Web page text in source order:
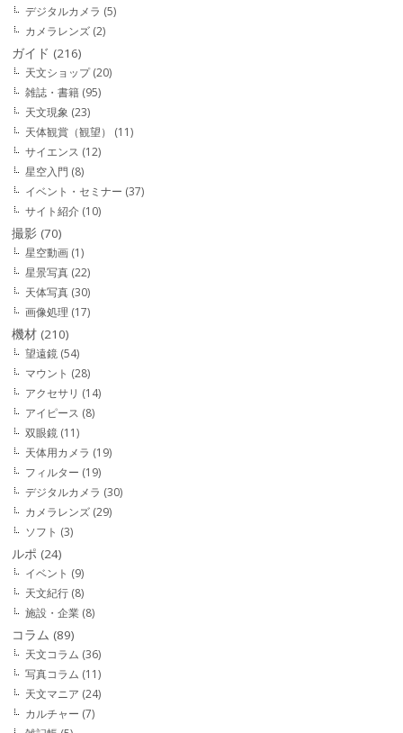
デジタルカメラ (5)
カメラレンズ (2)
ガイド (216)
天文ショップ(20)
雑誌・書籍 (95)
天文現象 (23)
天体観賞（観望）
(11)
サイエンス (12)
星空入門 (8)
イベント・セミナー (37)
サイト紹介 (10)
撮影 (70)
星空動画 (1)
星景写真 (22)
天体写真 (30)
画像処理 (17)
機材 (210)
望遠鏡 (54)
マウント (28)
アクセサリ (14)
アイピース (8)
双眼鏡 (11)
天体用カメラ (19)
フィルター (19)
デジタルカメラ (30)
カメラレンズ (29)
ソフト (3)
ルポ (24)
イベント (9)
天文紀行 (8)
施設・企業 (8)
コラム (89)
天文コラム (36)
写真コラム (11)
天文マニア (24)
カルチャー (7)